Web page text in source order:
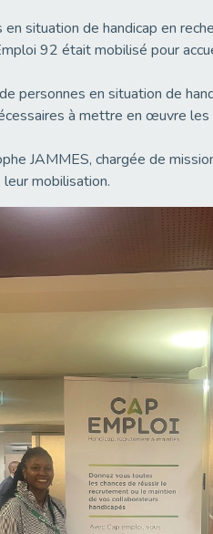
situation de handicap en
92 était mobilisé pour
personnes en situation de
à mettre en œuvre
JAMMES, chargée de
mobilisation.